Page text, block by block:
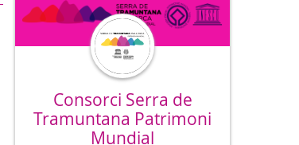
Consorci Serra de
Tramuntana Patrimoni
Mundial